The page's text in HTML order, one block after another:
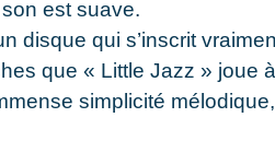
est suave.
disque qui s’inscrit
que « Little Jazz » joue
simplicité